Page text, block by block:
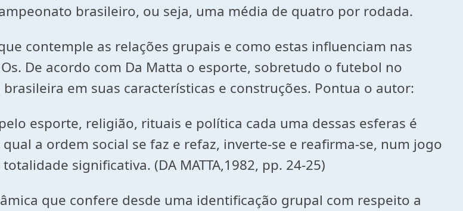
brasileiro, ou seja, uma média de quatro por rodada.
contemple as relações grupais e como estas influenciam nas
De acordo com Da Matta o esporte, sobretudo o futebol no
em suas características e construções. Pontua o autor:
esporte, religião, rituais e política cada uma dessas esferas é
a ordem social se faz e refaz, inverte-se e reafirma-se, num jogo
significativa. (DA MATTA,1982, pp. 24-25)
que confere desde uma identificação grupal com respeito a